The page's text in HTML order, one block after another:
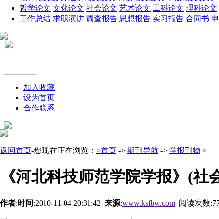
哲学论文 文化论文 社会论文 艺术论文 工科论文 理科论文
工作总结 求职演讲 调查报告 思想报告 实习报告 合同书
加入收藏
设为首页
合作联系
返回首页-您现在正在浏览： >首页 -> 期刊导航 -> 学报刊物 >
《河北科技师范学院学报》(社
作者: 时间:2010-11-04 20:31:42 来源:www.ksfbw.com 阅读次数: